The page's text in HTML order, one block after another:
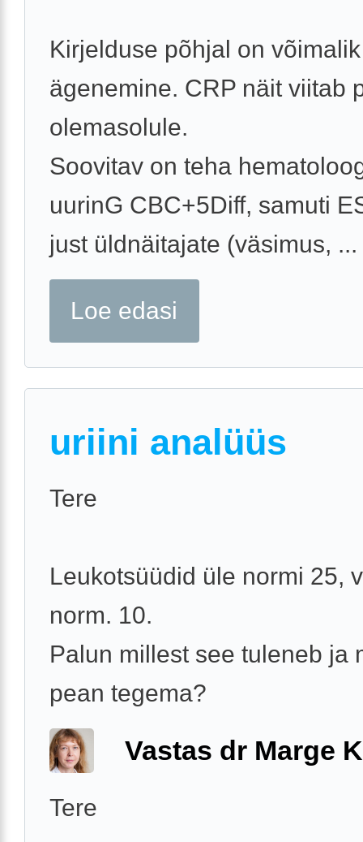
Kirjelduse põhjal on
ägenemine. CRP näit viitab
olemasolule.
Soovitav on teha
uurinG CBC+5Diff, samuti
just üldnäitajate (väsimus, ...
Loe edasi
uriini analüüs
Tere
Leukotsüüdid üle normi 25,
norm. 10.
Palun millest see tuleneb ja
pean tegema?
Vastas dr Marge
Tere